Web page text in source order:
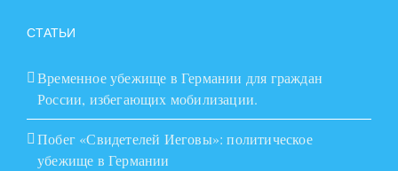
СТАТЬИ
Временное убежище в Германии для граждан
России, избегающих мобилизации.
Побег «Свидетелей Иеговы»: политическое
убежище в Германии